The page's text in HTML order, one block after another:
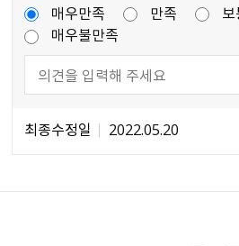
매우만족
만족
매우불만족
최종수정일 2022.05.20